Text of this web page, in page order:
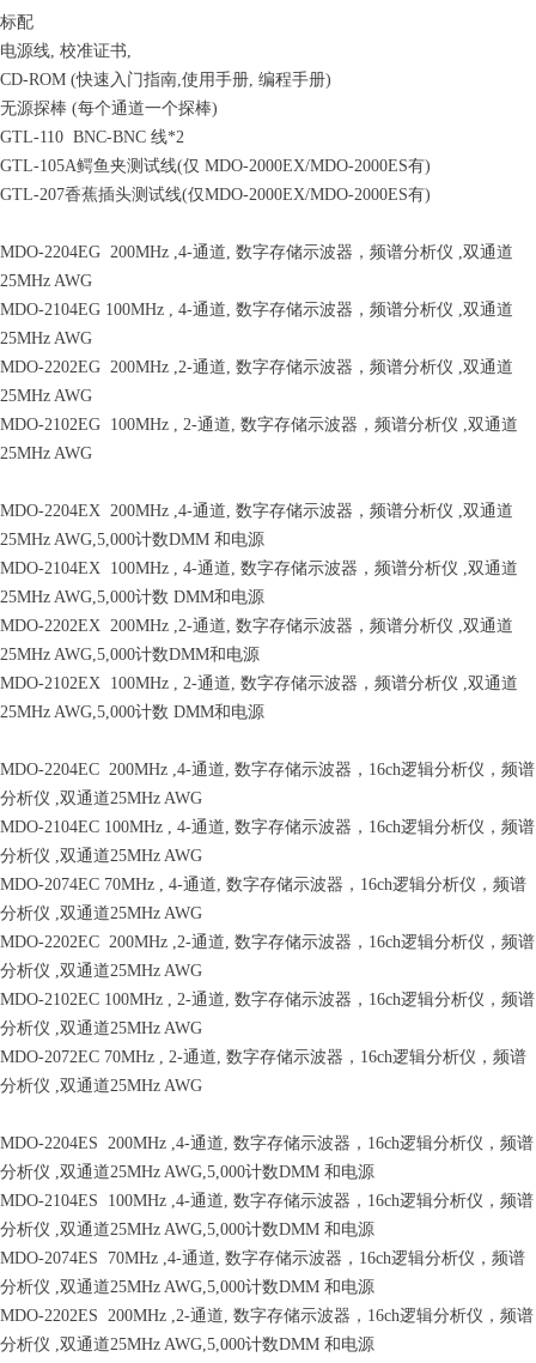
标配
电源线, 校准证书,
CD-ROM (快速入门指南,使用手册, 编程手册)
无源探棒 (每个通道一个探棒)
GTL-110 BNC-BNC 线*2
GTL-105A鳄鱼夹测试线(仅 MDO-2000EX/MDO-2000ES有)
GTL-207香蕉插头测试线(仅MDO-2000EX/MDO-2000ES有)
MDO-2204EG 200MHz ,4-通道, 数字存储示波器，频谱分析仪 ,双通道
25MHz AWG
MDO-2104EG 100MHz , 4-通道, 数字存储示波器，频谱分析仪 ,双通道
25MHz AWG
MDO-2202EG 200MHz ,2-通道, 数字存储示波器，频谱分析仪 ,双通道
25MHz AWG
MDO-2102EG 100MHz , 2-通道, 数字存储示波器，频谱分析仪 ,双通道
25MHz AWG
MDO-2204EX 200MHz ,4-通道, 数字存储示波器，频谱分析仪 ,双通道
25MHz AWG,5,000计数DMM 和电源
MDO-2104EX 100MHz , 4-通道, 数字存储示波器，频谱分析仪 ,双通道
25MHz AWG,5,000计数 DMM和电源
MDO-2202EX 200MHz ,2-通道, 数字存储示波器，频谱分析仪 ,双通道
25MHz AWG,5,000计数DMM和电源
MDO-2102EX 100MHz , 2-通道, 数字存储示波器，频谱分析仪 ,双通道
25MHz AWG,5,000计数 DMM和电源
MDO-2204EC 200MHz ,4-通道, 数字存储示波器，16ch逻辑分析仪，频谱
分析仪 ,双通道25MHz AWG
MDO-2104EC 100MHz , 4-通道, 数字存储示波器，16ch逻辑分析仪，频谱
分析仪 ,双通道25MHz AWG
MDO-2074EC 70MHz , 4-通道, 数字存储示波器，16ch逻辑分析仪，频谱
分析仪 ,双通道25MHz AWG
MDO-2202EC 200MHz ,2-通道, 数字存储示波器，16ch逻辑分析仪，频谱
分析仪 ,双通道25MHz AWG
MDO-2102EC 100MHz , 2-通道, 数字存储示波器，16ch逻辑分析仪，频谱
分析仪 ,双通道25MHz AWG
MDO-2072EC 70MHz , 2-通道, 数字存储示波器，16ch逻辑分析仪，频谱
分析仪 ,双通道25MHz AWG
MDO-2204ES 200MHz ,4-通道, 数字存储示波器，16ch逻辑分析仪，频谱
分析仪 ,双通道25MHz AWG,5,000计数DMM 和电源
MDO-2104ES 100MHz ,4-通道, 数字存储示波器，16ch逻辑分析仪，频谱
分析仪 ,双通道25MHz AWG,5,000计数DMM 和电源
MDO-2074ES 70MHz ,4-通道, 数字存储示波器，16ch逻辑分析仪，频谱
分析仪 ,双通道25MHz AWG,5,000计数DMM 和电源
MDO-2202ES 200MHz ,2-通道, 数字存储示波器，16ch逻辑分析仪，频谱
分析仪 ,双通道25MHz AWG,5,000计数DMM 和电源